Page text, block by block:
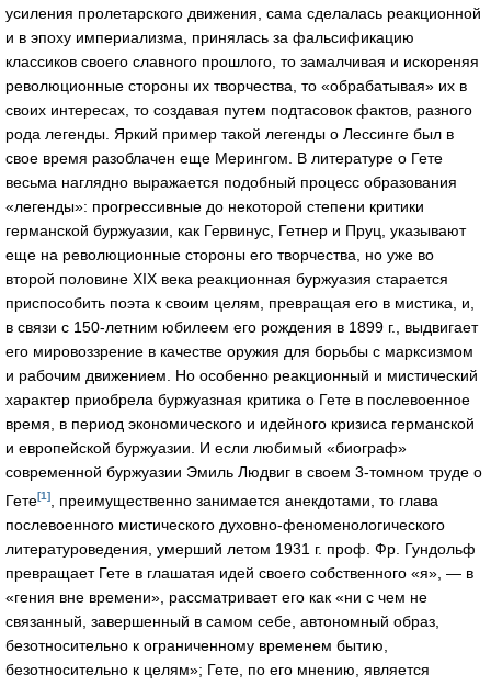
усиления пролетарского движения, сама сделалась реакционной
и в эпоху империализма, принялась за фальсификацию
классиков своего славного прошлого, то замалчивая и искореняя
революционные стороны их творчества, то «обрабатывая» их в
своих интересах, то создавая путем подтасовок фактов, разного
рода легенды. Яркий пример такой легенды о Лессинге был в
свое время разоблачен еще Мерингом. В литературе о Гете
весьма наглядно выражается подобный процесс образования
«легенды»: прогрессивные до некоторой степени критики
германской буржуазии, как Гервинус, Гетнер и Пруц, указывают
еще на революционные стороны его творчества, но уже во
второй половине XIX века реакционная буржуазия старается
приспособить поэта к своим целям, превращая его в мистика, и,
в связи с 150-летним юбилеем его рождения в 1899 г., выдвигает
его мировоззрение в качестве оружия для борьбы с марксизмом
и рабочим движением. Но особенно реакционный и мистический
характер приобрела буржуазная критика о Гете в послевоенное
время, в период экономического и идейного кризиса германской
и европейской буржуазии. И если любимый «биограф»
современной буржуазии Эмиль Людвиг в своем 3-томном труде о
Гете[1]
, преимущественно занимается анекдотами, то глава
послевоенного мистического духовно-феноменологического
литературоведения, умерший летом 1931 г. проф. Фр. Гундольф
превращает Гете в глашатая идей своего собственного «я», — в
«гения вне времени», рассматривает его как «ни с чем не
связанный, завершенный в самом себе, автономный образ,
безотносительно к ограниченному временем бытию,
безотносительно к целям»; Гете, по его мнению, является